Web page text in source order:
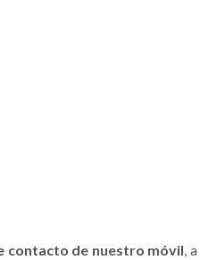
contacto de nuestro móvil, a